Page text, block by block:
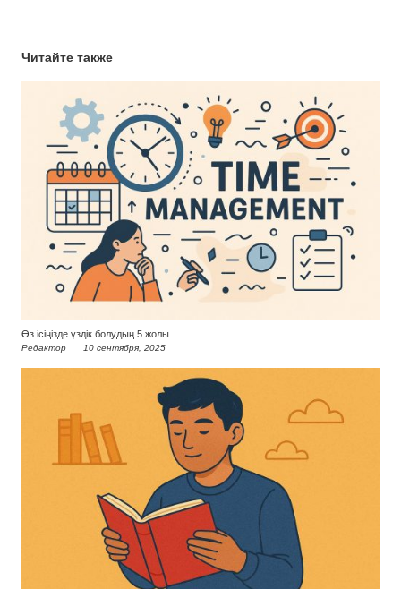
Читайте также
Өз ісіңізде үздік болудың 5 жолы
Редактор 10 сентября, 2025